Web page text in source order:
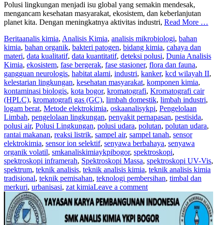
Polusi lingkungan menjadi isu global yang semakin mendesak,
mengancam kesehatan masyarakat, ekosistem, dan keberlanjutan
planet kita. Dengan meningkatnya aktivitas industri, Read More …
Beritaanalis kimia, Analisis Kimia, analisis mikrobiologi, bahan
kimia, bahan organik, bakteri patogen, bidang kimia, cahaya dan
materi, data kualitatif, data kuantitatif, deteksi polusi, Dunia Analisis
Kimia, ekosistem, fase bergerak, fase stasioner, flora dan fauna,
gangguan neurologis, habitat alami, industri, kanker, kcd wilayah II,
kelestarian lingkungan, kesehatan masyarakat, komponen kimia,
kontaminasi biologis, kota bogor, kromatografi, Kromatografi cair
(HPLC), kromatografi gas (GC), limbah domestik, limbah industri,
logam berat, Metode elektrokimia, oskaanalisykpi, Pengelolaan
Limbah, pengelolaan lingkungan, penyakit pernapasan, pestisida,
polusi air, Polusi Lingkungan, polusi udara, polutan, polutan udara,
rantai makanan, reaksi listrik, sampel air, sampel tanah, sensor
elektrokimia, sensor ion selektif, senyawa berbahaya, senyawa
organik volatil, smkanaliskimiaykpibogor, spektroskopi,
spektroskopi inframerah, Spektroskopi Massa, spektroskopi UV-Vis,
spektrum, teknik analisis, teknik analisis kimia, teknik analisis kimia
tradisional, teknik pemisahan, teknologi pembersihan, timbal dan
merkuri, urbanisasi, zat kimiaLeave a comment